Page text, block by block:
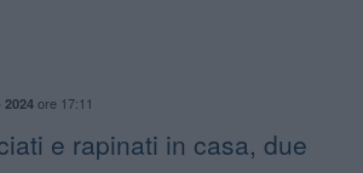
ore 17:11
e rapinati in casa, due